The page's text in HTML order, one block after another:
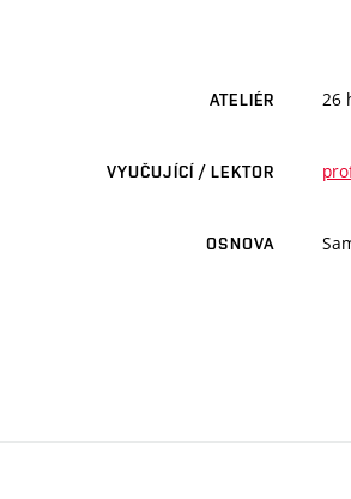
ATELIÉR 26
VYUČUJÍCÍ / LEKTOR
OSNOVA